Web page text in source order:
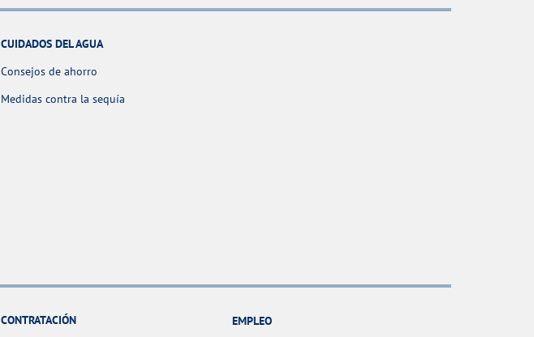
CUIDADOS DEL AGUA
Consejos de ahorro
Medidas contra la sequía
CONTRATACIÓN
EMPLEO